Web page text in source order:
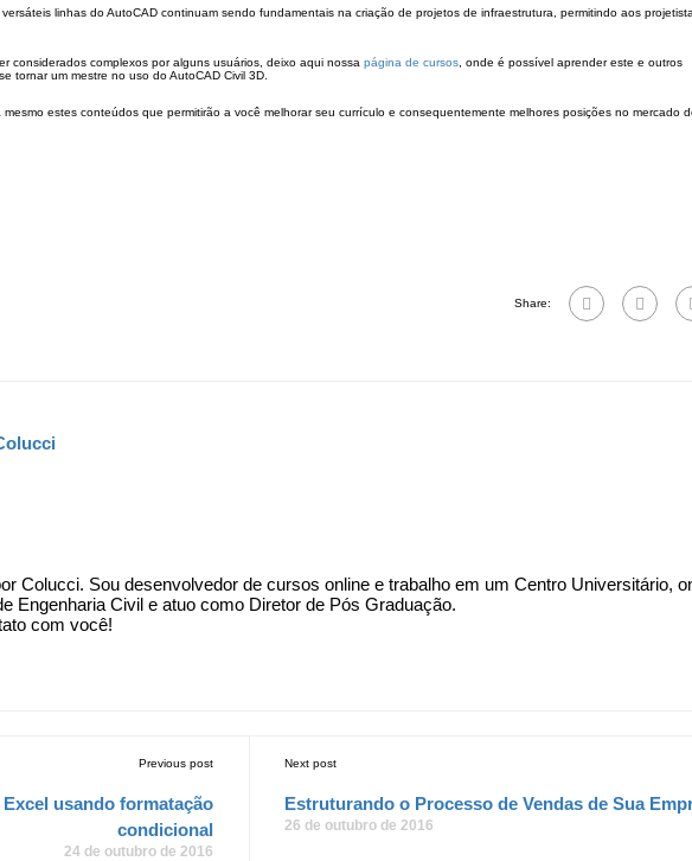
linhas do AutoCAD continuam sendo fundamentais na criação de projetos de infraestrutura, permitindo aos
considerados complexos por alguns usuários, deixo aqui nossa página de cursos , onde é possível aprender este e outros
tornar um mestre no uso do AutoCAD Civil 3D.
estes conteúdos que permitirão a você melhorar seu currículo e consequentemente melhores posições no mercado
Share:
Colucci. Sou desenvolvedor de cursos online e trabalho em um Centro Universitário,
Engenharia Civil e atuo como Diretor de Pós Graduação.
com você!
Previous post
usando formatação
condicional
24 de outubro de 2016
Next post
Estruturando o Processo de Vendas de Sua
26 de outubro de 2016